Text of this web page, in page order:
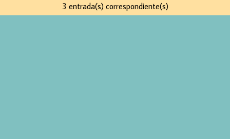
3 entrada(s) correspondiente(s)